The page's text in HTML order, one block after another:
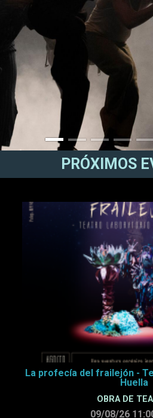
PRÓXIMOS
La profecía del frailejón -
Huella
OBRA DE
09/08/26